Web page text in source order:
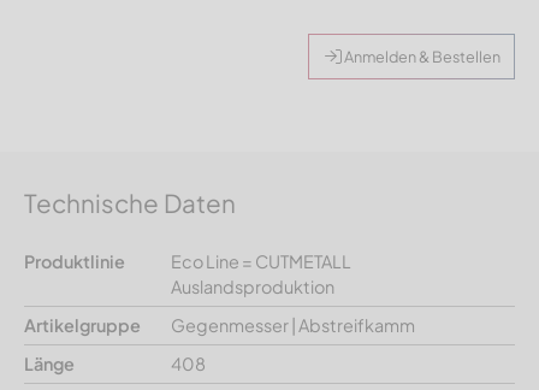
Anmelden & Bestellen
Technische Daten
Produktlinie
Eco Line = CUTMETALL
Auslandsproduktion
Artikelgruppe
Gegenmesser | Abstreifkamm
Länge
408